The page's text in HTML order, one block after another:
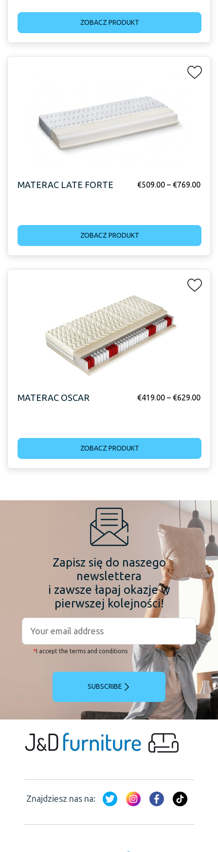
ZOBACZ PRODUKT
MATERAC LATE FORTE €509.00 – €769.00
ZOBACZ PRODUKT
MATERAC OSCAR €419.00 – €629.00
ZOBACZ PRODUKT
Zapisz się do naszego
newslettera
i zawsze łapaj okazje w
pierwszej kolejności!
* I accept the terms and conditions
SUBSCRIBE
Znajdziesz nas na: